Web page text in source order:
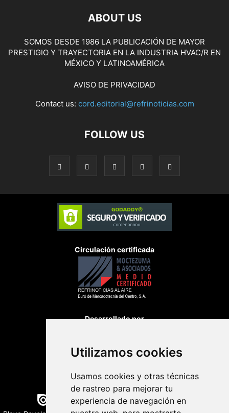
Utilizamos cookies
Usamos cookies y otras técnicas
de rastreo para mejorar tu
experiencia de navegación en
ABOUT US
SOMOS DESDE 1986 LA PUBLICACIÓN DE MAYOR
PRESTIGIO Y TRAYECTORIA EN LA INDUSTRIA HVAC/R EN
MÉXICO Y LATINOAMÉRICA
AVISO DE PRIVACIDAD
Contact us: cord.editorial@refrinoticias.com
FOLLOW US
Circulación certificada
Desarrollado por
Edición digital con tecnología